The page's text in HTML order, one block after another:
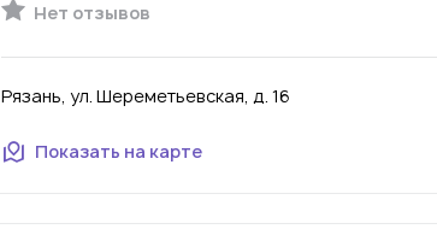
Нет отзывов
Рязань, ул. Шереметьевская, д. 16
Показать на карте